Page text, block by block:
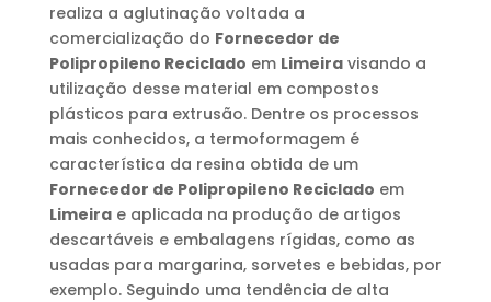
realiza a aglutinação voltada a
comercialização do Fornecedor de
Polipropileno Reciclado em Limeiravisando a
utilização desse material em compostos
plásticos para extrusão. Dentre os processos
mais conhecidos, a termoformagem é
característica da resina obtida de um
Fornecedor de Polipropileno Reciclado em
Limeirae aplicada na produção de artigos
descartáveis e embalagens rígidas, como as
usadas para margarina, sorvetes e bebidas, por
exemplo. Seguindo uma tendência de alta